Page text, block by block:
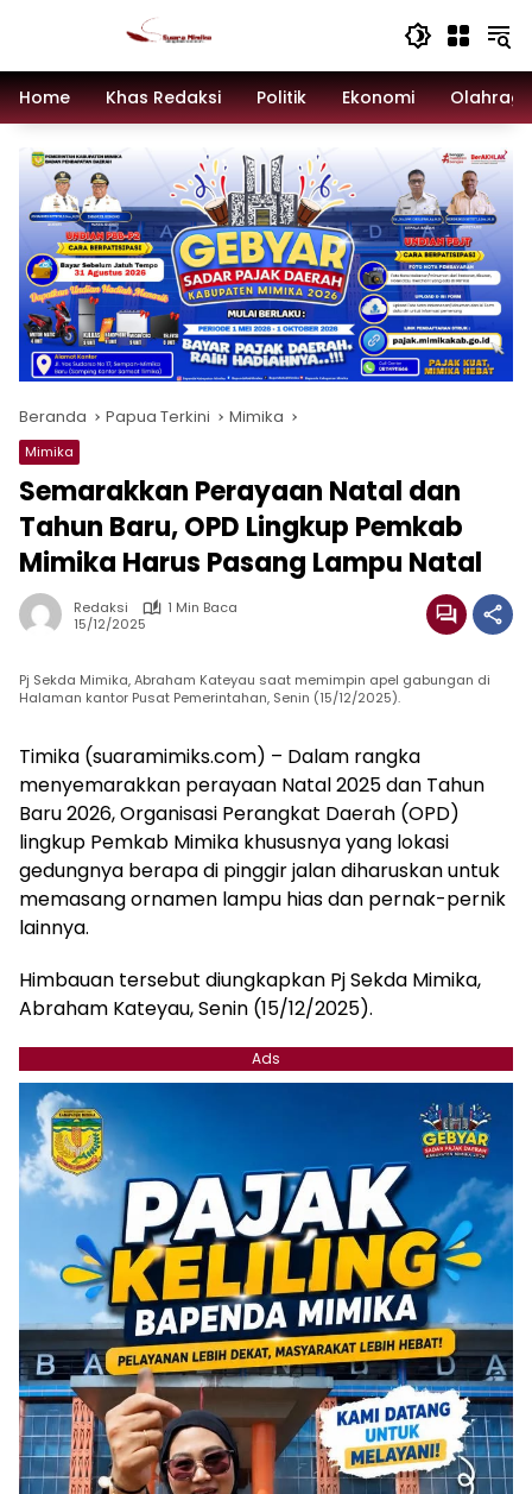
Home
Khas Redaksi Politik Ekonomi
Beranda Papua Terkini Mimika
Mimika
Semarakkan Perayaan Natal dan
Tahun Baru, OPD Lingkup Pemkab
Mimika Harus Pasang Lampu Natal
Redaksi
1 Min Baca
15/12/2025
Pj Sekda Mimika, Abraham Kateyau saat memimpin apel gabungan di
Halaman kantor Pusat Pemerintahan, Senin (15/12/2025).
Timika (suaramimiks.com) – Dalam rangka
menyemarakkan perayaan Natal 2025 dan Tahun
Baru 2026, Organisasi Perangkat Daerah (OPD)
lingkup Pemkab Mimika khususnya yang lokasi
gedungnya berapa di pinggir jalan diharuskan untuk
memasang ornamen lampu hias dan pernak-pernik
lainnya.
Himbauan tersebut diungkapkan Pj Sekda Mimika,
Abraham Kateyau, Senin (15/12/2025).
Ads